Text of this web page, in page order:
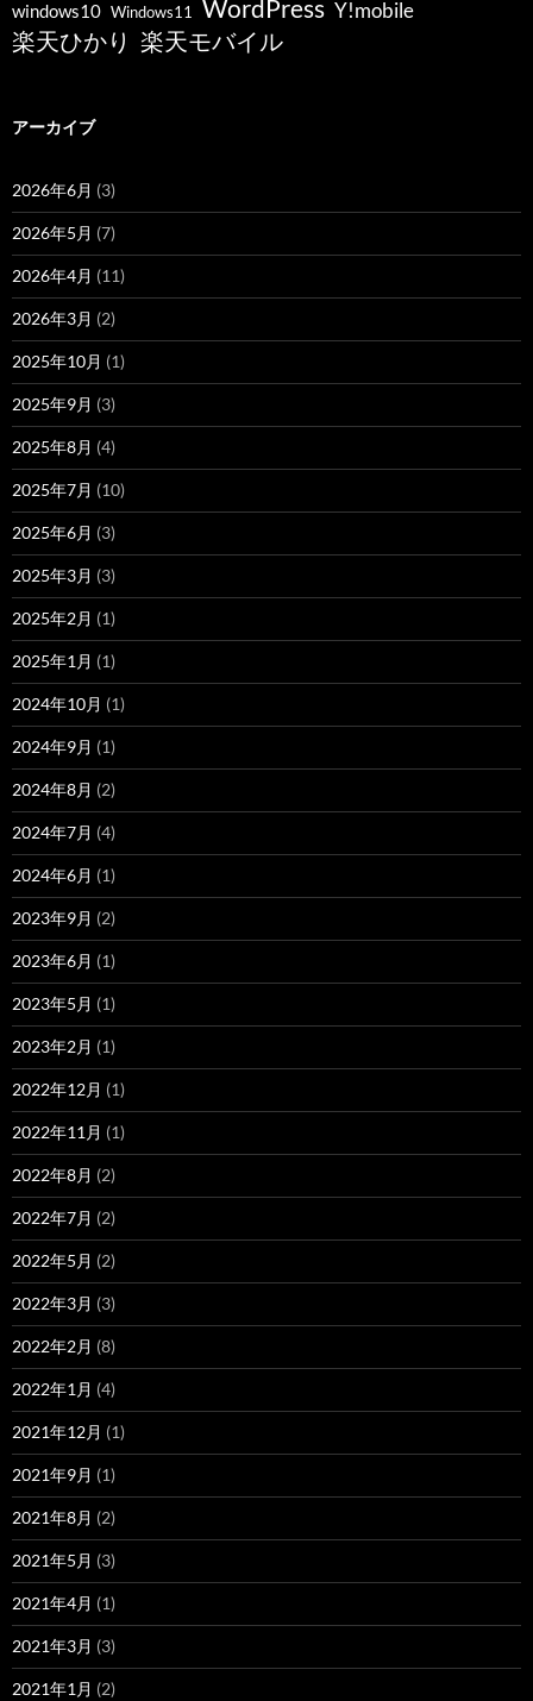
windows10 Windows11 WordPress Y!mobile
楽天ひかり 楽天モバイル
アーカイブ
2026年6月 (3)
2026年5月 (7)
2026年4月 (11)
2026年3月 (2)
2025年10月 (1)
2025年9月 (3)
2025年8月 (4)
2025年7月 (10)
2025年6月 (3)
2025年3月 (3)
2025年2月 (1)
2025年1月 (1)
2024年10月 (1)
2024年9月 (1)
2024年8月 (2)
2024年7月 (4)
2024年6月 (1)
2023年9月 (2)
2023年6月 (1)
2023年5月 (1)
2023年2月 (1)
2022年12月 (1)
2022年11月 (1)
2022年8月 (2)
2022年7月 (2)
2022年5月 (2)
2022年3月 (3)
2022年2月 (8)
2022年1月 (4)
2021年12月 (1)
2021年9月 (1)
2021年8月 (2)
2021年5月 (3)
2021年4月 (1)
2021年3月 (3)
2021年1月 (2)